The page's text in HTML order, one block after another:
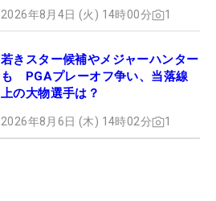
2026年8月4日 (火) 14時00分 1
若きスター候補やメジャーハンター
も PGAプレーオフ争い、当落線
上の大物選手は？
2026年8月6日 (木) 14時02分 1